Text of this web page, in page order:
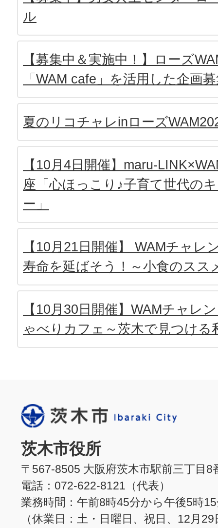
ル
【募集中＆実施中！】ローズ
「WAM cafe」を活用した企画
夏のリコチャレinローズ
【10月4日開催】maru-
座「心ほっこり♪子育て世代の
ー」
【10月21日開催】 WAMチャレ
寿命を延ばそう！～小食のスス
【10月30日開催】WAMチャレ
ゃべりカフェ～茨木で見つける
茨木市役所
〒567-8505 大阪府茨木市駅前三丁目8
電話：072-622-8121（代表）
業務時間：午前8時45分から午後5時
（休業日：土・日曜日、祝日、12月